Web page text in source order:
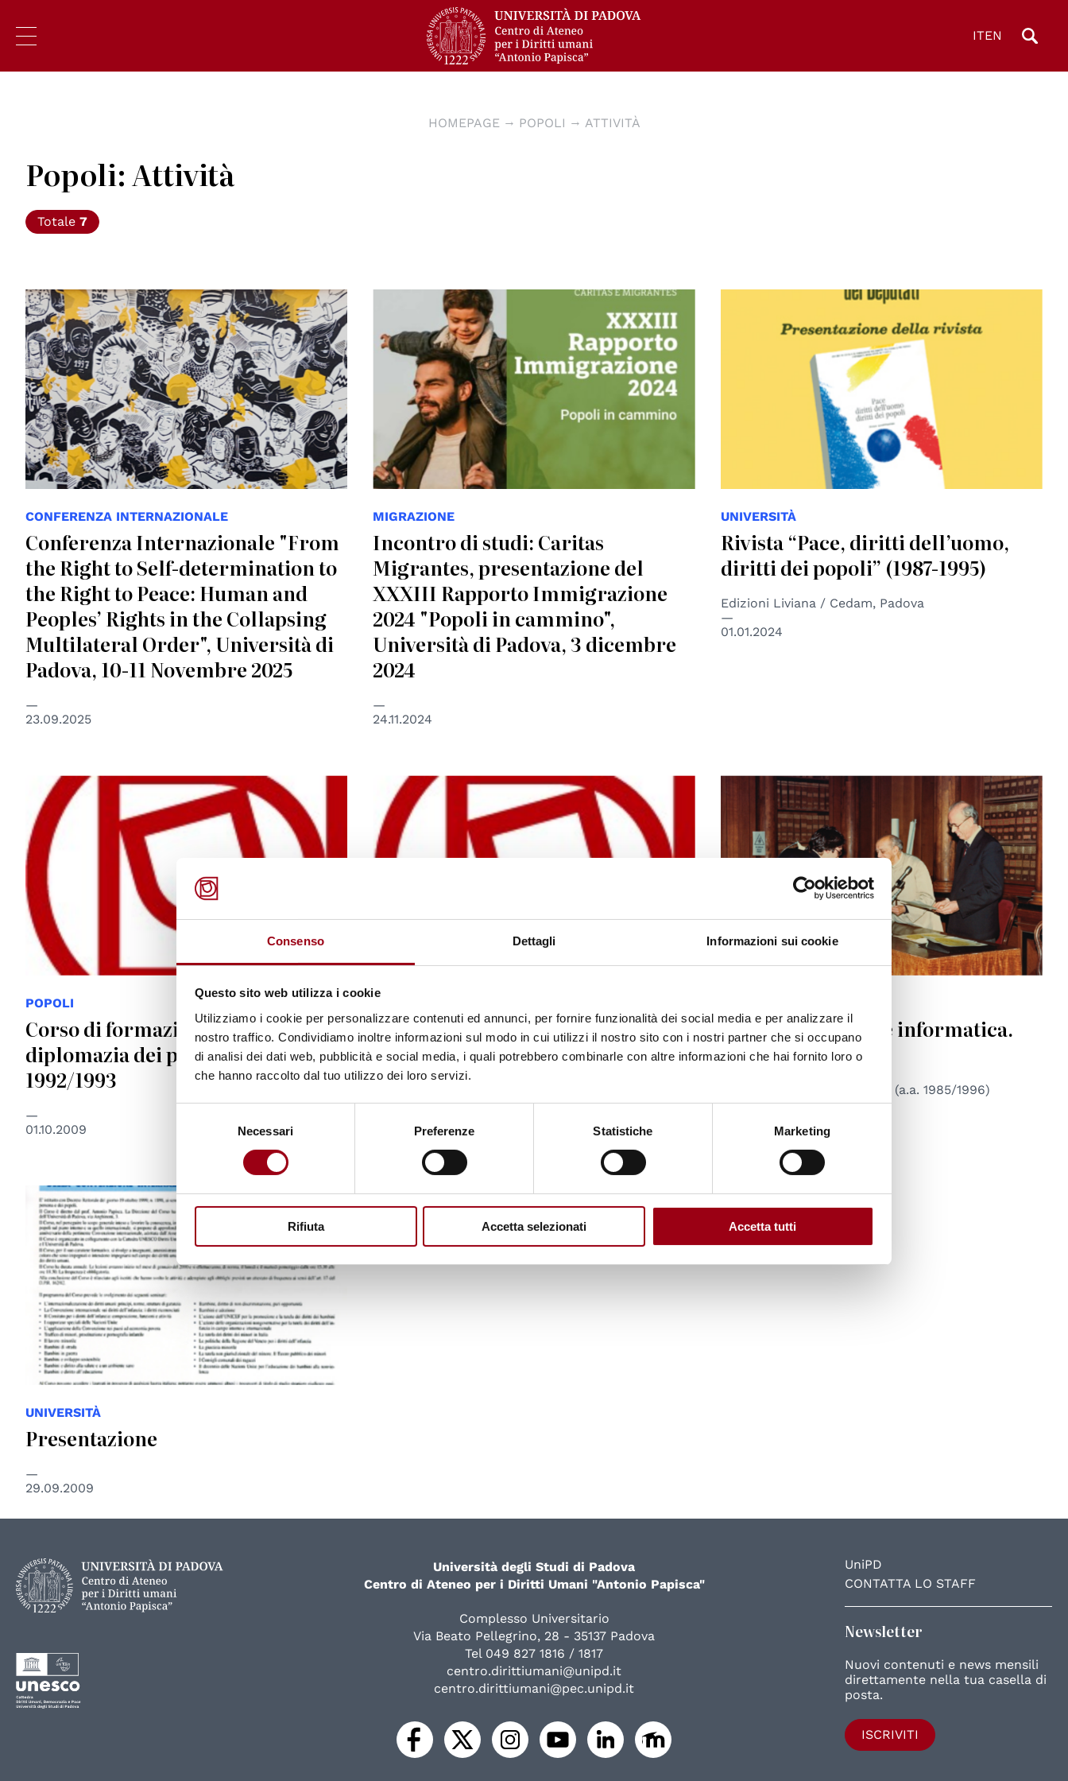
Consenso Dettagli Informazioni sui cookie
Questo sito web utilizza i cookie
Utilizziamo i cookie per personalizzare contenuti ed annunci, per fornire funzionalità dei social media e per analizzare il
nostro traffico. Condividiamo inoltre informazioni sul modo in cui utilizzi il nostro sito con i nostri partner che si occupano
di analisi dei dati web, pubblicità e social media, i quali potrebbero combinarle con altre informazioni che hai fornito loro o
che hanno raccolto dal tuo utilizzo dei loro servizi.
Necessari Preferenze Statistiche Marketing
Rifiuta Accetta selezionati Accetta tutti
ITEN
HOMEPAGE POPOLI ATTIVITÀ
Popoli: Attività
Totale 7
© NSN997 Newpolitan street artivism -
https://www.nsn997.it/
CONFERENZA INTERNAZIONALE
Conferenza Internazionale "From
the Right to Self-determination to
the Right to Peace: Human and
Peoples’ Rights in the Collapsing
Multilateral Order", Università di
Padova, 10-11 Novembre 2025
23.09.2025
MIGRAZIONE
Incontro di studi: Caritas
Migrantes, presentazione del
XXXIII Rapporto Immigrazione
2024 "Popoli in cammino",
Università di Padova, 3 dicembre
2024
24.11.2024
© Centro Diritti Umani - Università di Padova
UNIVERSITÀ
Rivista “Pace, diritti dell’uomo,
diritti dei popoli” (1987-1995)
Edizioni Liviana / Cedam, Padova
01.01.2024
POPOLI
Corso di formazione alla
diplomazia dei popoli, Padova, a.a.
1992/1993
01.10.2009
Tibet, diritti umani, diritti dei
popoli, Università di Padova, 29
aprile 1992
01.10.2009
© Centro Diritti Umani - Università di Padova
Diritti dell'uomo e informatica.
Diritti dei popoli
I Corso di Perfezionamento (a.a. 1985/1996)
© Centro Diritti Umani - Università di Padova
UNIVERSITÀ
Presentazione
29.09.2009
UniPD
CONTATTA LO STAFF
Newsletter
Nuovi contenuti e news mensili
direttamente nella tua casella di
posta.
ISCRIVITI
Università degli Studi di Padova
Centro di Ateneo per i Diritti Umani "Antonio Papisca"
Complesso Universitario
Via Beato Pellegrino, 28 - 35137 Padova
Tel 049 827 1816 / 1817
centro.dirittiumani@unipd.it
centro.dirittiumani@pec.unipd.it